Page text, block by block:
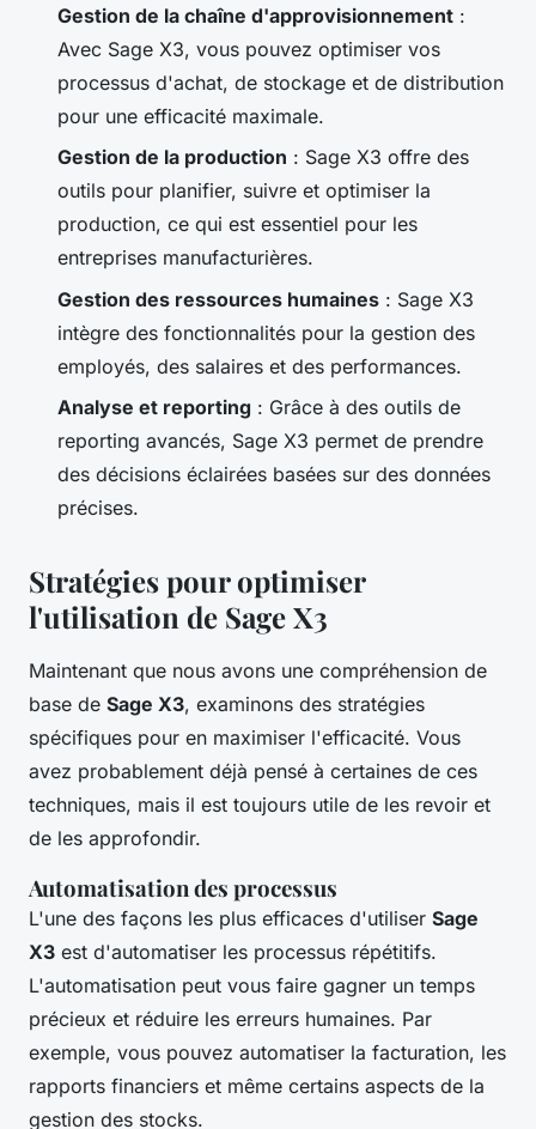
Gestion de la chaîne d'approvisionnement :
Avec Sage X3, vous pouvez optimiser vos
processus d'achat, de stockage et de distribution
pour une efficacité maximale.
Gestion de la production : Sage X3 offre des
outils pour planifier, suivre et optimiser la
production, ce qui est essentiel pour les
entreprises manufacturières.
Gestion des ressources humaines : Sage X3
intègre des fonctionnalités pour la gestion des
employés, des salaires et des performances.
Analyse et reporting : Grâce à des outils de
reporting avancés, Sage X3 permet de prendre
des décisions éclairées basées sur des données
précises.
Stratégies pour optimiser
l'utilisation de Sage X3
Maintenant que nous avons une compréhension de
base de Sage X3, examinons des stratégies
spécifiques pour en maximiser l'efficacité. Vous
avez probablement déjà pensé à certaines de ces
techniques, mais il est toujours utile de les revoir et
de les approfondir.
Automatisation des processus
L'une des façons les plus efficaces d'utiliser Sage
X3 est d'automatiser les processus répétitifs.
L'automatisation peut vous faire gagner un temps
précieux et réduire les erreurs humaines. Par
exemple, vous pouvez automatiser la facturation, les
rapports financiers et même certains aspects de la
gestion des stocks.